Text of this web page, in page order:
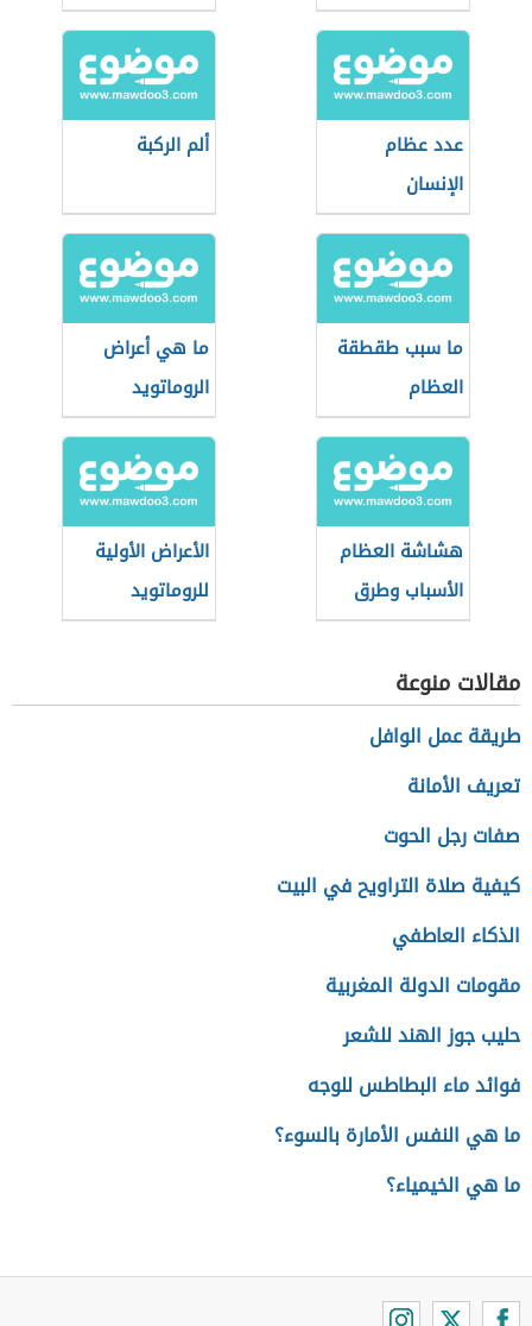
عدد عظام
الإنسان
ألم الركبة
ما سبب طقطقة
العظام
ما هي أعراض
الروماتويد
هشاشة العظام
الأسباب وطرق
الوقاية
الأعراض الأولية
للروماتويد
مقالات منوعة
طريقة عمل الوافل
تعريف الأمانة
صفات رجل الحوت
كيفية صلاة التراويح في البيت
الذكاء العاطفي
مقومات الدولة المغربية
حليب جوز الهند للشعر
فوائد ماء البطاطس للوجه
ما هي النفس الأمارة بالسوء؟
ما هي الخيمياء؟